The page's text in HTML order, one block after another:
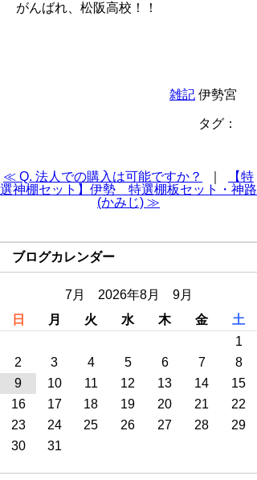
がんばれ、松阪高校！！
雑記 伊勢宮
タグ：
≪ Q. 法人での購入は可能ですか？
【特
選神棚セット】伊勢 特選棚板セット・神路
(かみじ) ≫
ブログカレンダー
7月 2026年8月 9月
日
月 火 水 木 金
土
1
2
3 4 5 6 7
8
9
10 11 12 13 14
15
16
17 18 19 20 21
22
23
24 25 26 27 28
29
30
31